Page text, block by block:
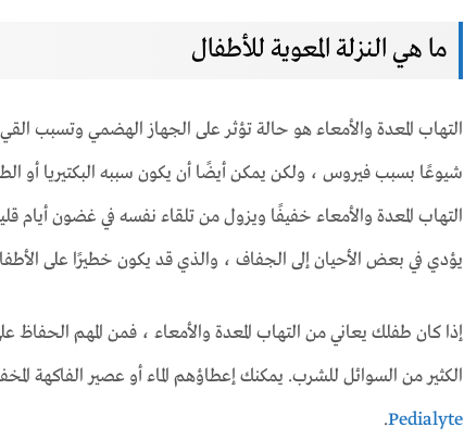
ما هي النزلة المعوية للأطفال
التهاب المعدة والأمعاء هو حالة تؤثر على الجهاز الهضمي وتسبب
شيوعًا بسبب فيروس ، ولكن يمكن أيضًا أن يكون سببه البكتيريا أو
التهاب المعدة والأمعاء خفيفًا ويزول من تلقاء نفسه في غضون أيام
يؤدي في بعض الأحيان إلى الجفاف ، والذي قد يكون خطيرًا على
إذا كان طفلك يعاني من التهاب المعدة والأمعاء ، فمن المهم الحفاظ
الكثير من السوائل للشرب. يمكنك إعطاؤهم الماء أو عصير الفاكهة
Pedialyte
.